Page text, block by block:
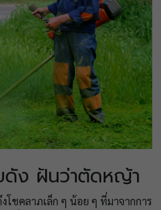
ดัง ฝันว่าตัดหญ้า
ชคลาภเล็ก ๆ น้อย ๆ ที่มาจากการ